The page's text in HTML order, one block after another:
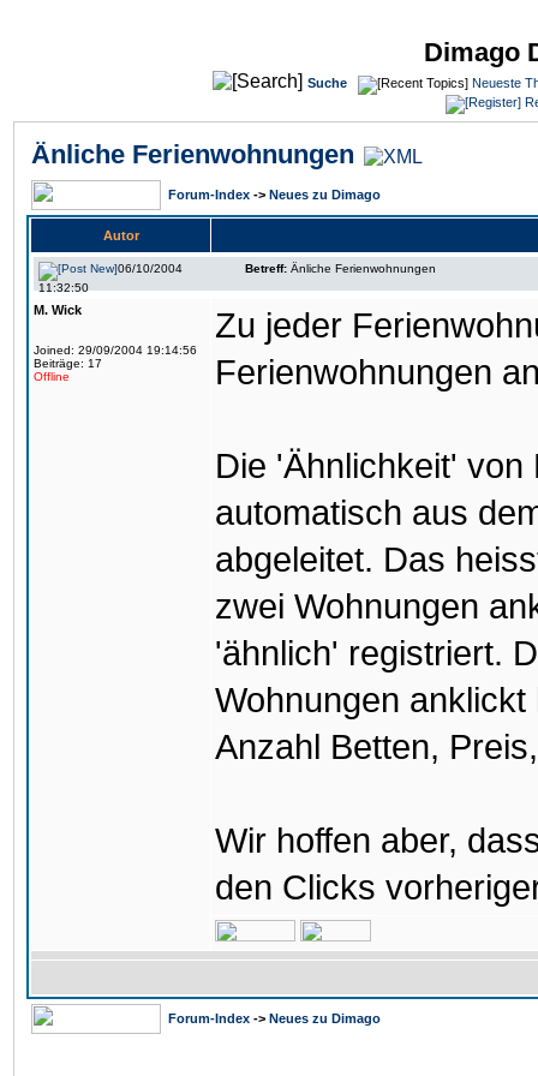
Dimago
Suche
Neueste
Änliche Ferienwohnungen
Forum-Index -> Neues zu Dimago
Autor
06/10/2004
11:32:50
Betreff: Änliche Ferienwohnungen
M. Wick
Joined: 29/09/2004 19:14:56
Beiträge: 17
Offline
Zu jeder
Ferienwohnungen
Die 'Ähnlichkeit'
automatisch aus
abgeleitet. Das
zwei Wohnungen
'ähnlich' registriert.
Wohnungen
Anzahl Betten,
Wir hoffen aber,
den Clicks
Forum-Index -> Neues zu Dimago